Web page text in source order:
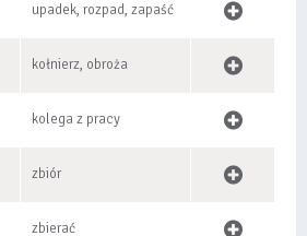
upadek, rozpad, zapaść
kołnierz, obroża
kolega z pracy
zbiór
zbierać